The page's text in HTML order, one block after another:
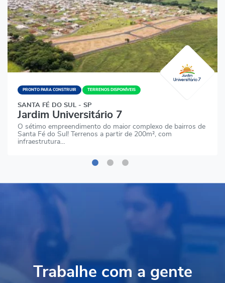
PRONTO PARA CONSTRUIR TERRENOS DISPONÍVEIS
SANTA FÉ DO SUL - SP
Jardim Universitário 7
O sétimo empreendimento do maior complexo de bairros de
Santa Fé do Sul! Terrenos a partir de 200m², com
infraestrutura…
Trabalhe com a gente